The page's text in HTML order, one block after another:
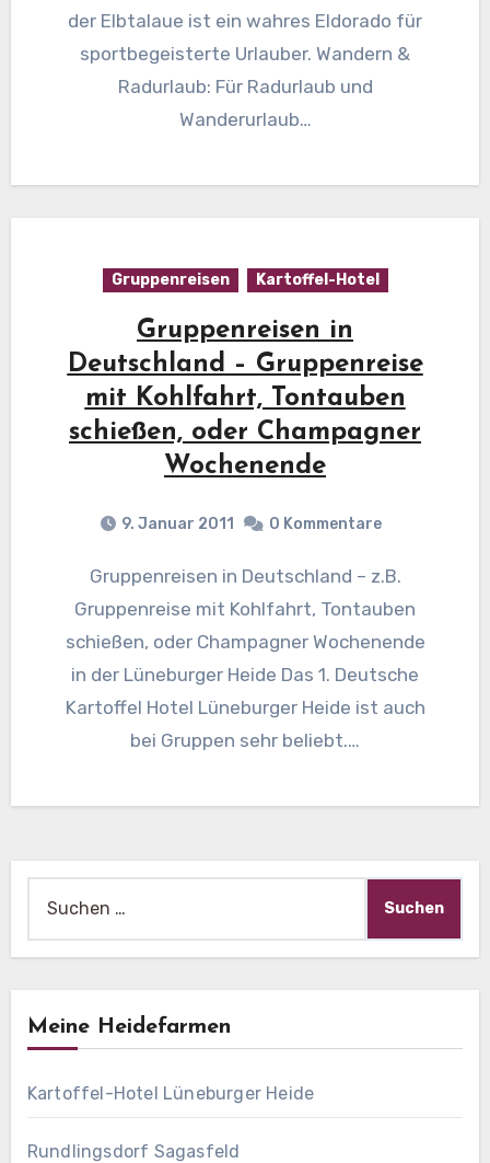
der Elbtalaue ist ein wahres Eldorado für
sportbegeisterte Urlauber. Wandern &
Radurlaub: Für Radurlaub und
Wanderurlaub…
Gruppenreisen Kartoffel-Hotel
Gruppenreisen in
Deutschland – Gruppenreise
mit Kohlfahrt, Tontauben
schießen, oder Champagner
Wochenende
9. Januar 2011 0 Kommentare
Gruppenreisen in Deutschland – z.B.
Gruppenreise mit Kohlfahrt, Tontauben
schießen, oder Champagner Wochenende
in der Lüneburger Heide Das 1. Deutsche
Kartoffel Hotel Lüneburger Heide ist auch
bei Gruppen sehr beliebt.…
nach:
Meine Heidefarmen
Kartoffel-Hotel Lüneburger Heide
Rundlingsdorf Sagasfeld